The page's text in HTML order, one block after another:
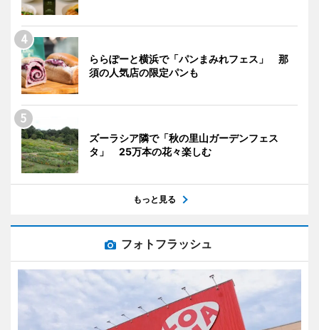
ららぽーと横浜で「パンまみれフェス」 那
須の人気店の限定パンも
ズーラシア隣で「秋の里山ガーデンフェス
タ」 25万本の花々楽しむ
もっと見る
フォトフラッシュ